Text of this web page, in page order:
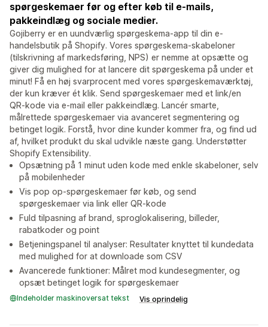
spørgeskemaer før og efter køb til e-mails,
pakkeindlæg og sociale medier.
Gojiberry er en uundværlig spørgeskema-app til din e-
handelsbutik på Shopify. Vores spørgeskema-skabeloner
(tilskrivning af markedsføring, NPS) er nemme at opsætte og
giver dig mulighed for at lancere dit spørgeskema på under et
minut! Få en høj svarprocent med vores spørgeskemaværktøj,
der kun kræver ét klik. Send spørgeskemaer med et link/en
QR-kode via e-mail eller pakkeindlæg. Lancér smarte,
målrettede spørgeskemaer via avanceret segmentering og
betinget logik. Forstå, hvor dine kunder kommer fra, og find ud
af, hvilket produkt du skal udvikle næste gang. Understøtter
Shopify Extensibility.
Opsætning på 1 minut uden kode med enkle skabeloner, selv
på mobilenheder
Vis pop op-spørgeskemaer før køb, og send
spørgeskemaer via link eller QR-kode
Fuld tilpasning af brand, sproglokalisering, billeder,
rabatkoder og point
Betjeningspanel til analyser: Resultater knyttet til kundedata
med mulighed for at downloade som CSV
Avancerede funktioner: Målret mod kundesegmenter, og
opsæt betinget logik for spørgeskemaer
Indeholder maskinoversat tekst Vis oprindelig